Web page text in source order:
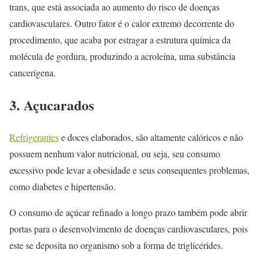
trans, que está associada ao aumento do risco de doenças
cardiovasculares. Outro fator é o calor extremo decorrente do
procedimento, que acaba por estragar a estrutura química da
molécula de gordura, produzindo a acroleína, uma substância
cancerígena.
3. Açucarados
Refrigerantese doces elaborados, são altamente calóricos e não
possuem nenhum valor nutricional, ou seja, seu consumo
excessivo pode levar a obesidade e seus consequentes problemas,
como diabetes e hipertensão.
O consumo de açúcar refinado a longo prazo também pode abrir
portas para o desenvolvimento de doenças cardiovasculares, pois
este se deposita no organismo sob a forma de triglicérides.